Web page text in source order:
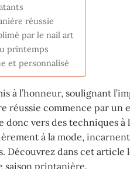
réussie
par le nail art
printemps
et personnalisé
l’honneur, soulignant
réussie commence par
donc vers des techniques à
à la mode,
dans cet article
saison printanière.